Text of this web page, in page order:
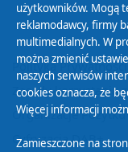
Polityka Prywatności
Zasady korzystania
Organizacje
Cyfryzacja DAB+
użytkowników. Mogą
reklamodawcy, firmy
multimedialnych. W
można zmienić
naszych serwisów
cookies oznacza, że
Więcej informacji
Zamieszczone na